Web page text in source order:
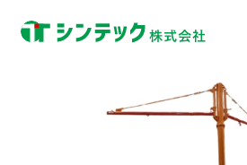
jb-2-arm-type